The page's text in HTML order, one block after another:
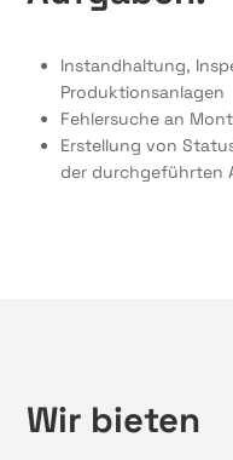
Instandhaltung,
Produktionsanlagen
Fehlersuche an
Erstellung von
der durchgeführten
Wir bieten